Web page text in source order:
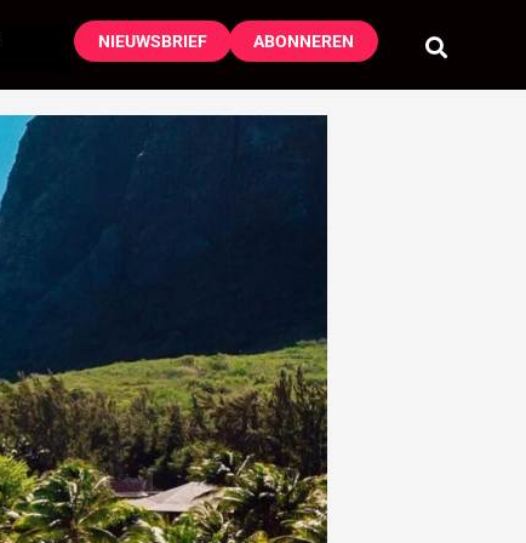
ABONNEREN
NIEUWSBRIEF